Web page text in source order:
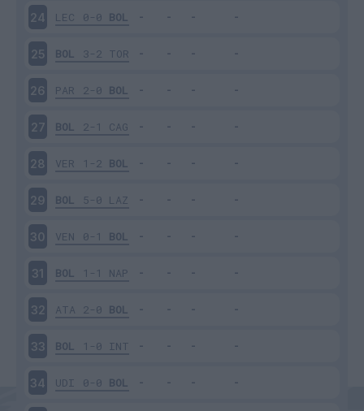
24 LEC 0-0 BOL
25 BOL 3-2 TOR
26 PAR 2-0 BOL
27 BOL 2-1 CAG
28 VER 1-2 BOL
29 BOL 5-0 LAZ
30 VEN 0-1 BOL
31 BOL 1-1 NAP
32 ATA 2-0 BOL
33 BOL 1-0 INT
34 UDI 0-0 BOL